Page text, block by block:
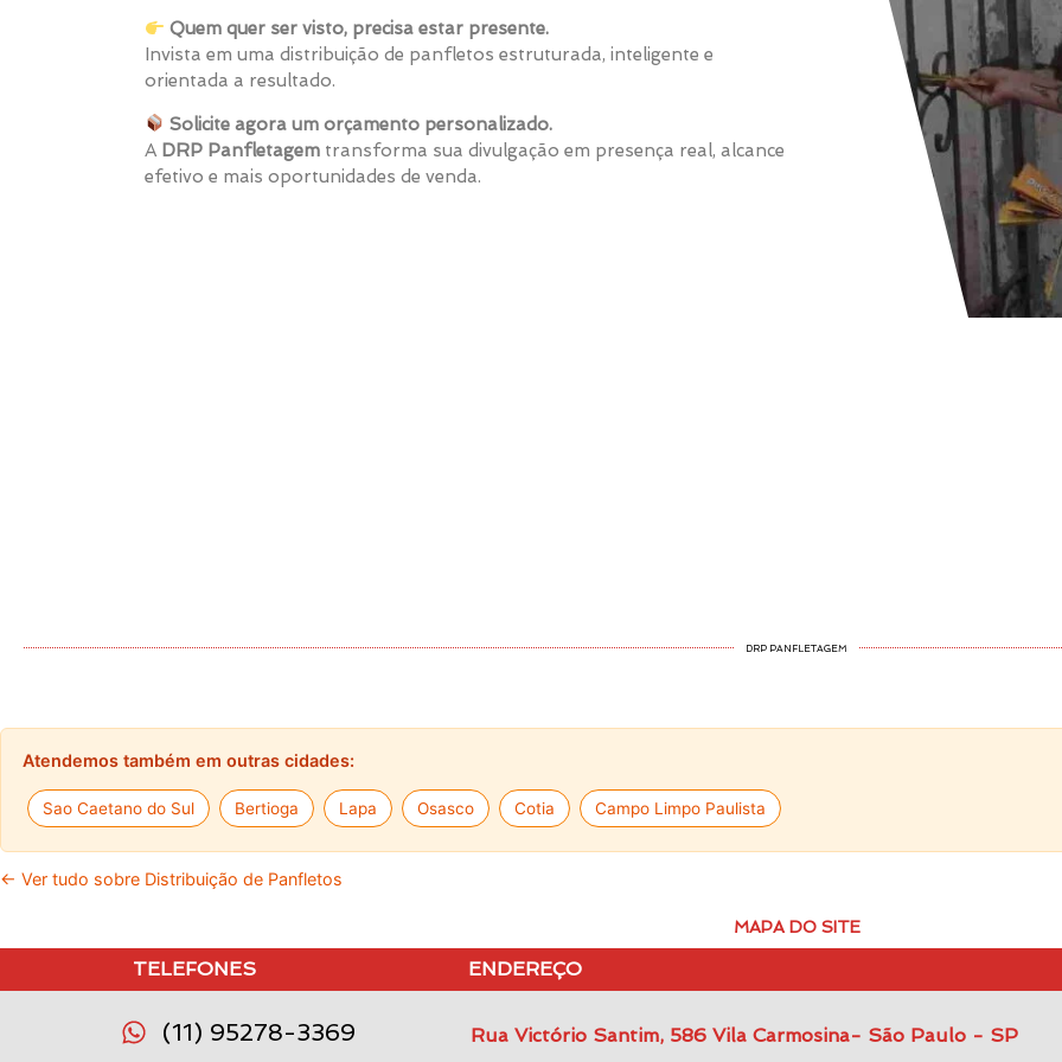
Quem quer ser visto, precisa estar presente.
Invista em uma distribuição de panfletos estruturada, inteligente e
orientada a resultado.
Solicite agora um orçamento personalizado.
A DRP Panfletagem transforma sua divulgação em presença real, alcance
efetivo e mais oportunidades de venda.
DRP PANFLETAGEM
Atendemos também em outras cidades:
Sao Caetano do Sul Bertioga Lapa Osasco Cotia Campo Limpo Paulista
← Ver tudo sobre Distribuição de Panfletos
MAPA DO SITE
TELEFONES ENDEREÇO
(11) 95278-3369 Rua Victório Santim, 586 Vila Carmosina- São Paulo - SP